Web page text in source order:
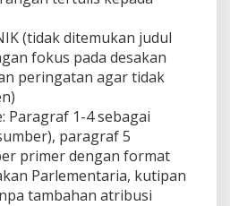
(tidak ditemukan judul
fokus pada desakan
peringatan agar tidak
Paragraf 1-4 sebagai
paragraf 5
primer dengan format
Parlementaria, kutipan
tambahan atribusi